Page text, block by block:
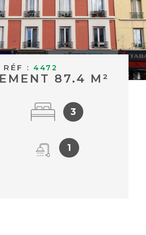
ACHETER À
ACTUALITÉS
RÉF : 4472
87.4 M²
3
1
BUDGET
Surface
SURFACE
Pièces
PIÈCES
SUPPLÉMENTAIRES
Piscine